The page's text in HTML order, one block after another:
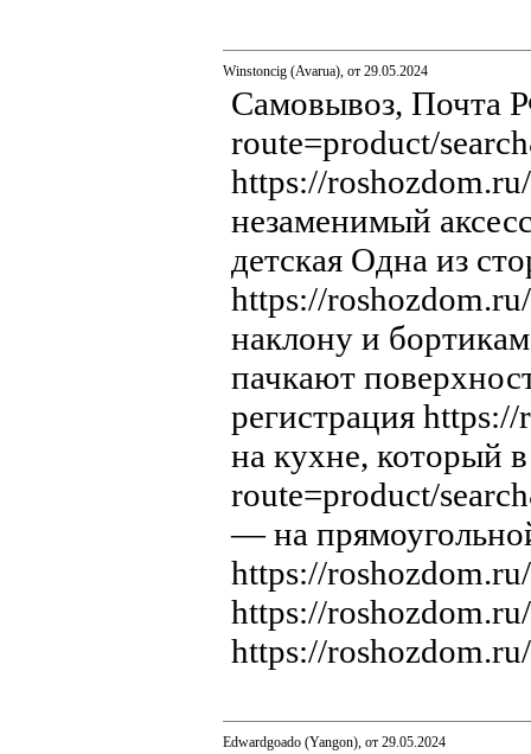
Winstoncig (Avarua), от 29.05.2024
Самовывоз, Почта
route=product/
https://
незаменимый
детская Одна из
https://
наклону и
пачкают
регистрация
на кухне, который
route=product/
— на
https://
https://
https://
Edwardgoado (Yangon), от 29.05.2024